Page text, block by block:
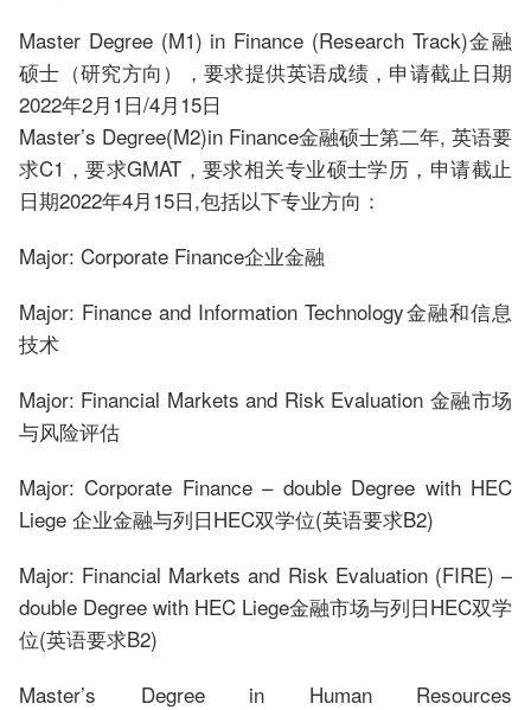
Master Degree (M1) in Finance (Research Track)金融
硕士（研究方向），要求提供英语成绩，申请截止日期
2022年2月1日/4月15日
Master’s Degree(M2)in Finance金融硕士第二年, 英语要
求C1，要求GMAT，要求相关专业硕士学历，申请截止
日期2022年4月15日,包括以下专业方向：
Major: Corporate Finance企业金融
Major: Finance and Information Technology金融和信息
技术
Major: Financial Markets and Risk Evaluation 金融市场
与风险评估
Major: Corporate Finance – double Degree with HEC
Liege 企业金融与列日HEC双学位(英语要求B2)
Major: Financial Markets and Risk Evaluation (FIRE) –
double Degree with HEC Liege金融市场与列日HEC双学
位(英语要求B2)
Master’s Degree in Human Resources